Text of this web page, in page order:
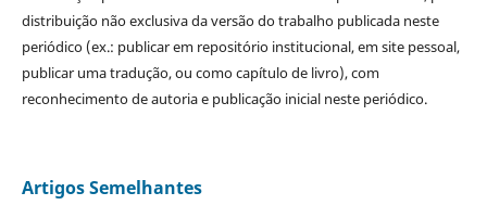
distribuição não exclusiva da versão do trabalho publicada neste
periódico (ex.: publicar em repositório institucional, em site pessoal,
publicar uma tradução, ou como capítulo de livro), com
reconhecimento de autoria e publicação inicial neste periódico.
Artigos Semelhantes